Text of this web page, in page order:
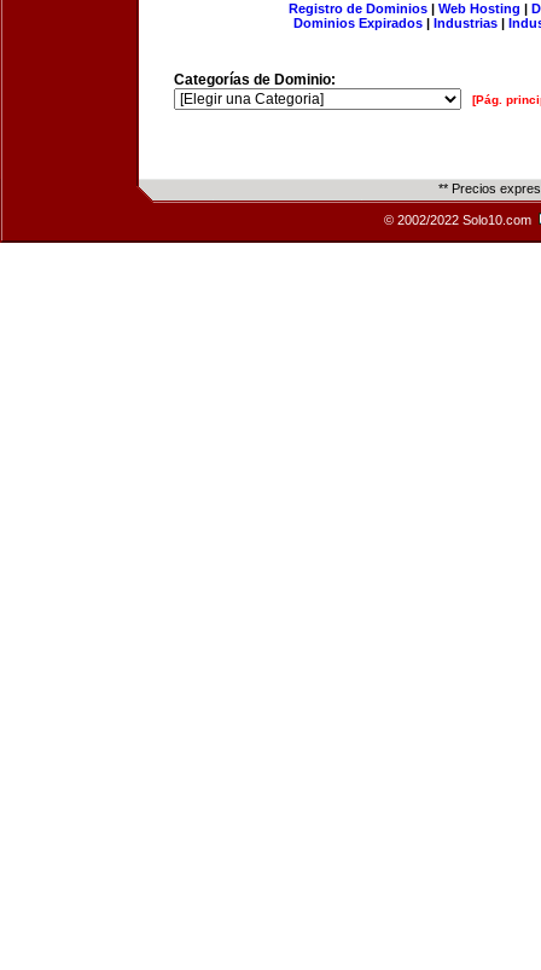
Registro de Dominios| Web Hosting |
Dominios Expirados | Industrias |
Categorías de Dominio:
[Pág.
** Precios
© 2002/2022 Solo10.com